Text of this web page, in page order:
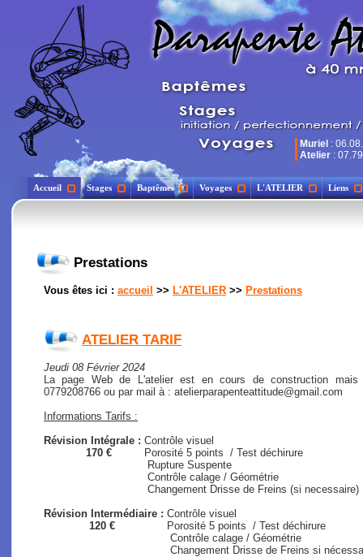
Muriel :
Atelier :
Accueil Stages Baptêmes Voyages L'ATELIER Liens
Prestations
Vous êtes ici : accueil >> L'ATELIER >> Prestations
ATELIER TARIF
Jeudi 08 Février 2024
La page Web de L'atelier est en cours de construction
0779208766 ou par mail à : atelierparapenteattitude@gmail.com
Informations Tarifs :
Révision Intégrale : Contrôle visuel
170 € Porosité 5 points / Test déchirure
Rupture Suspente
Contrôle calage / Géométrie
Changement Drisse de Freins (si necessaire)
Révision Intermédiaire : Contrôle visuel
120 € Porosité 5 points / Test déchirure
Contrôle calage / Géométrie
Changement Drisse de Freins si nécessaire